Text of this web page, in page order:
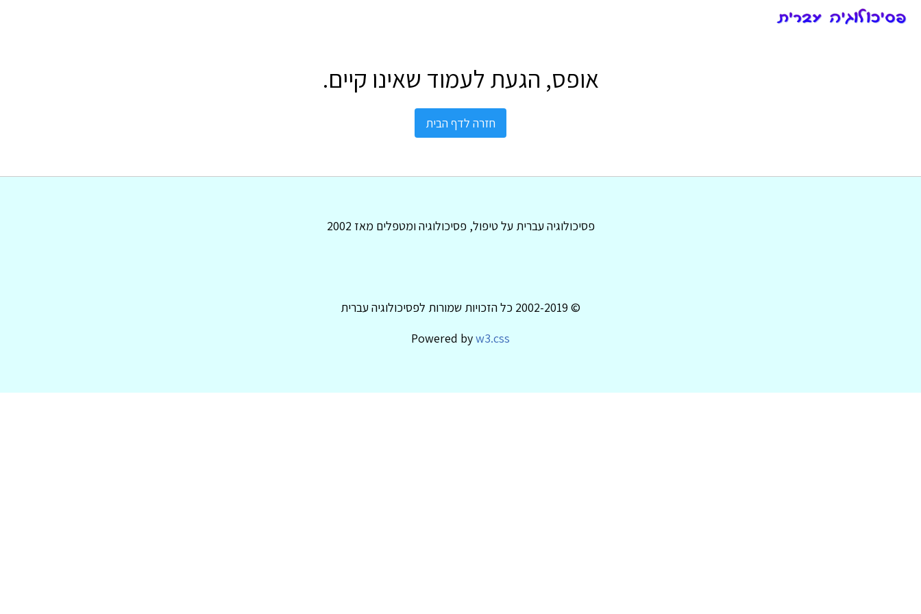
אופס, הגעת לעמוד שאינו קיים.
חזרה לדף הבית
פסיכולוגיה עברית על טיפול, פסיכולוגיה ומטפלים מאז 2002
© 2002-2019 כל הזכויות שמורות לפסיכולוגיה עברית
Powered byw3.css